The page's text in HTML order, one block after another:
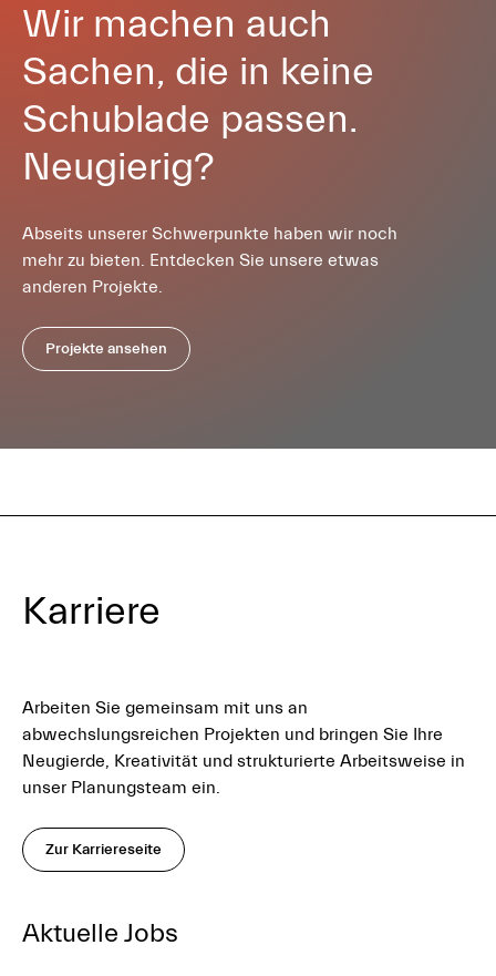
Wir machen auch
Sachen, die in keine
Schublade passen.
Neugierig?
Abseits unserer Schwerpunkte haben wir noch
mehr zu bieten. Entdecken Sie unsere etwas
anderen Projekte.
Projekte ansehen
Karriere
Arbeiten Sie gemeinsam mit uns an
abwechslungsreichen Projekten und bringen Sie Ihre
Neugierde, Kreativität und strukturierte Arbeitsweise in
unser Planungsteam ein.
Zur Karriereseite
Aktuelle Jobs